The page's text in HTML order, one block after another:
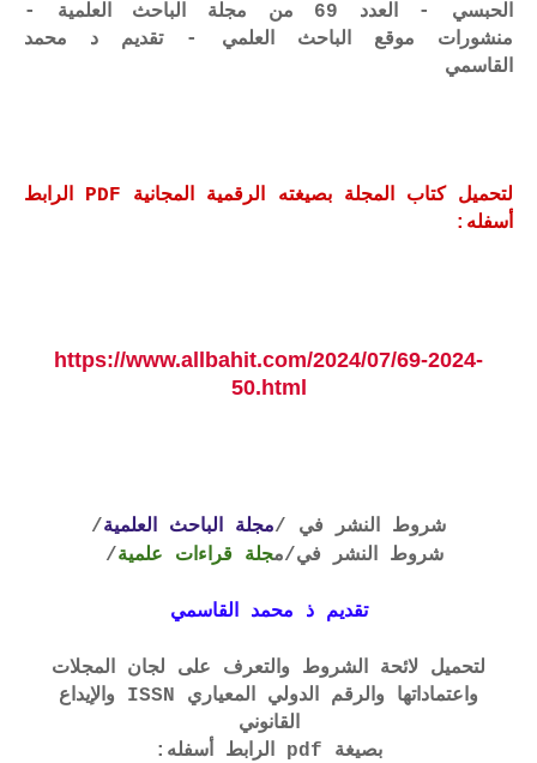
الحبسي - العدد 69 من مجلة الباحث العلمية -
منشورات موقع الباحث العلمي - تقديم د محمد
القاسمي
لتحميل كتاب المجلة بصيغته الرقمية المجانية PDF الرابط
أسفله:
https://www.allbahit.com/2024/07/69-2024-
50.html
شروط النشر في /مجلة الباحث العلمية/
شروط النشر في/مجلة قراءات علمية/
تقديم ذ محمد القاسمي
لتحميل لائحة الشروط والتعرف على لجان المجلات
واعتماداتها والرقم الدولي المعياري ISSN والإيداع
القانوني
بصيغة pdf الرابط أسفله: